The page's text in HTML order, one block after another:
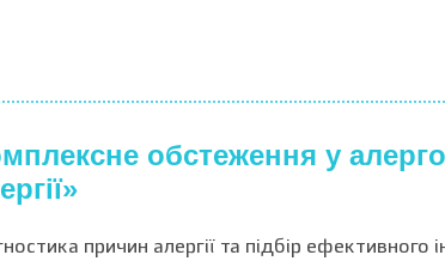
обстеження у
причин алергії та підбір ефективного